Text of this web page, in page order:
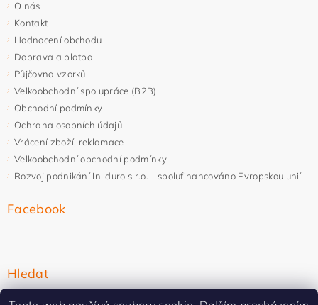
O nás
Kontakt
Hodnocení obchodu
Doprava a platba
Půjčovna vzorků
Velkoobchodní spolupráce (B2B)
Obchodní podmínky
Ochrana osobních údajů
Vrácení zboží, reklamace
Velkoobchodní obchodní podmínky
Rozvoj podnikání In-duro s.r.o. - spolufinancováno Evropskou unií
Facebook
Hledat